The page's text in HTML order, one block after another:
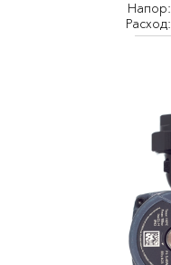
Напор:
Расход: